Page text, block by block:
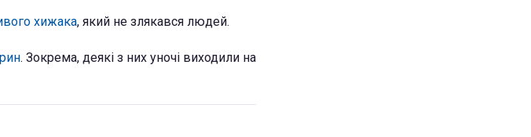
хижака, який не злякався людей.
. Зокрема, деякі з них уночі виходили на